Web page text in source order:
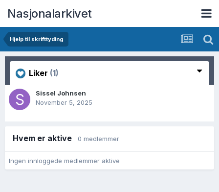
Nasjonalarkivet
Hjelp til skrifttyding
Liker (1)
Sissel Johnsen
November 5, 2025
Hvem er aktive 0 medlemmer
Ingen innloggede medlemmer aktive